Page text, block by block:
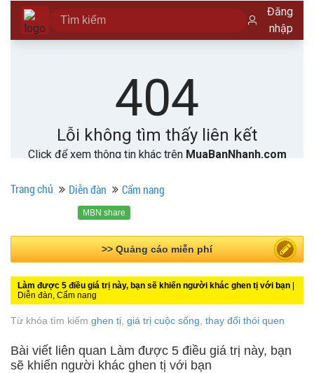
Trang chủ Diễn đàn Cẩm nang
MBN share
>> Bài PR miễn phí
Làm được 5 điều giá trị này, bạn sẽ khiến người khác ghen tị với bạn
Diễn đàn, Cẩm nang
Từ khóa tìm kiếm ghen tị giá trị cuộc sống thay đổi thói quen
Bài viết liên quan Làm được 5 điều giá trị này, bạn
sẽ khiến người khác ghen tị với bạn